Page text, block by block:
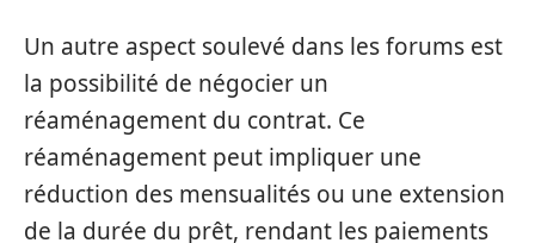
Un autre aspect soulevé dans les forums est
la possibilité de négocier un
réaménagement du contrat. Ce
réaménagement peut impliquer une
réduction des mensualités ou une extension
de la durée du prêt, rendant les paiements